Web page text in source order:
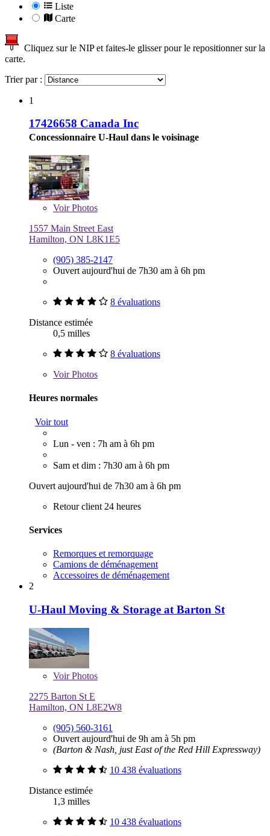
Liste
Carte
Cliquez sur le NIP et faites-le glisser pour le repositionner sur la
carte.
Trier par :
1
17426658 Canada Inc
Concessionnaire U-Haul dans le voisinage
VoirPhotos
1557 Main Street East
Hamilton, ON L8K1E5
(905) 385-2147
Ouvert aujourd'hui de 7h30 am à 6h pm
8 évaluations
Distance estimée
0,5 milles
8 évaluations
VoirPhotos
Heures normales
Voir tout
Lun - ven : 7h am à 6h pm
Sam et dim : 7h30 am à 6h pm
Ouvert aujourd'hui de 7h30 am à 6h pm
Retour client 24 heures
Services
Remorques et remorquage
Camions de déménagement
Accessoires de déménagement
2
U-Haul Moving & Storage at Barton St
VoirPhotos
2275 Barton St E
Hamilton, ON L8E2W8
(905) 560-3161
Ouvert aujourd'hui de 9h am à 5h pm
(Barton & Nash, just East of the Red Hill Expressway)
10 438 évaluations
Distance estimée
1,3 milles
10 438 évaluations